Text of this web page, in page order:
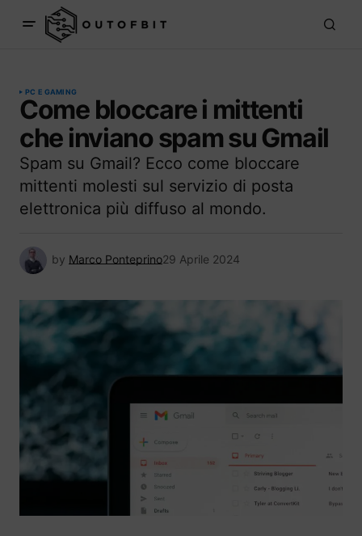
PC E GAMING
Come bloccare i mittenti
che inviano spam su Gmail
Spam su Gmail? Ecco come bloccare
mittenti molesti sul servizio di posta
elettronica più diffuso al mondo.
by Marco Ponteprino29 Aprile 2024